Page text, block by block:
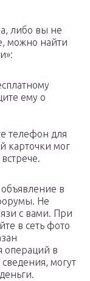
либо вы не
можно найти
ему о
телефон для
карточки мог
в
Не
с вами. При
в сеть фото
операций в
могут